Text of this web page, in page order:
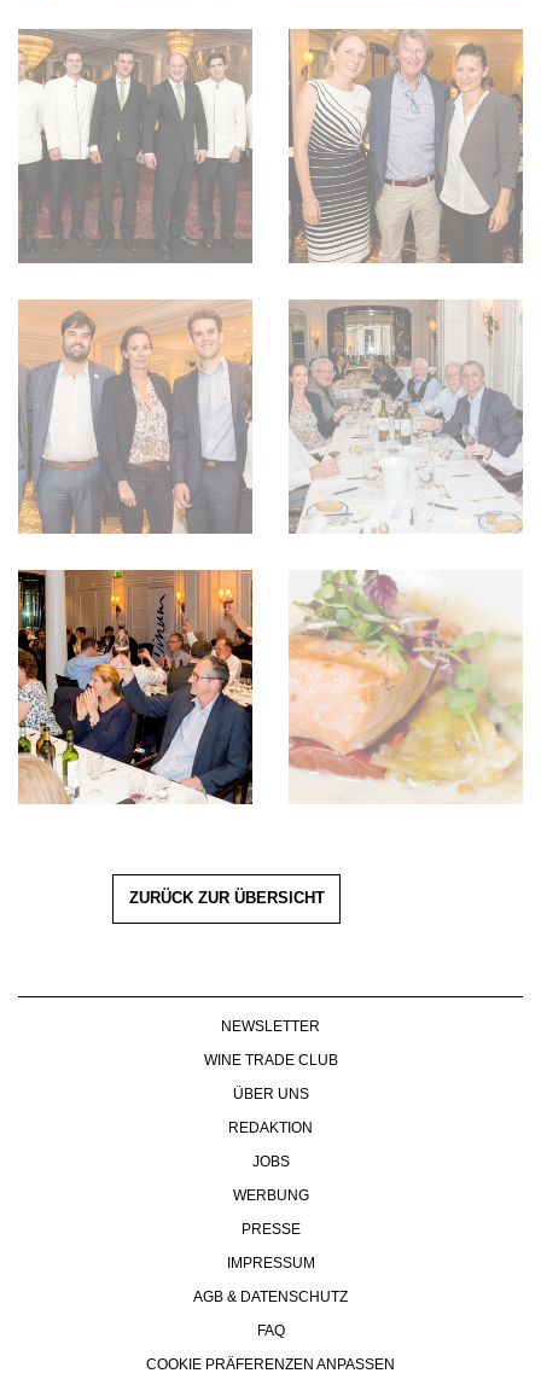
ZURÜCK ZUR ÜBERSICHT
NEWSLETTER
WINE TRADE CLUB
ÜBER UNS
REDAKTION
JOBS
WERBUNG
PRESSE
IMPRESSUM
AGB & DATENSCHUTZ
FAQ
COOKIE PRÄFERENZEN ANPASSEN